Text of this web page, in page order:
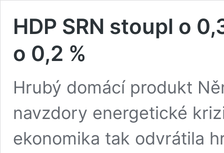
HDP SRN stoupl o
o 0,2 %
Hrubý domácí produkt
navzdory energetické
ekonomika tak odvrátila